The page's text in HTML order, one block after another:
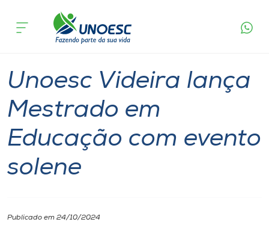
Cursos
Pesquisa
Atendimento ao Estudante
Portal de Ensino
acontece
Unoesc Videira lança
Mestrado em
Educação com evento
solene
Publicado em 24/10/2024